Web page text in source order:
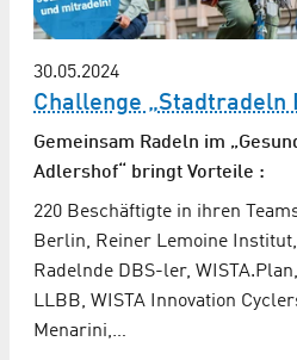
30.05.2024
Challenge
Gemeinsam Radeln im
Adlershof“ bringt Vorteile :
220 Beschäftigte in ihren
Berlin, Reiner Lemoine
Radelnde DBS-ler,
LLBB, WISTA Innovation
Menarini,…